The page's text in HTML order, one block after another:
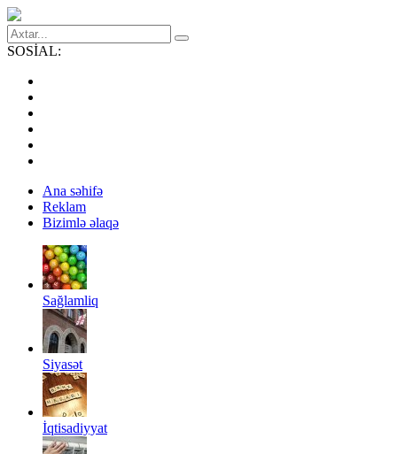
SOSİAL:
Ana səhifə
Reklam
Bizimlə əlaqə
Sağlamliq
Siyasət
İqtisadiyyat